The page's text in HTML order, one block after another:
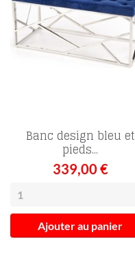
Banc design bleu et
pieds...
339,00 €
Ajouter au panier